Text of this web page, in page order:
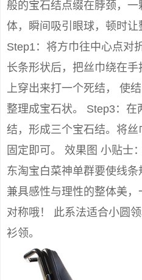
般的宝石结点缀在脖颈，一
体，瞬间吸引眼球，顿时让
Step1：将方巾往中心点对
长条形状后，把丝巾绕在
上穿出来打一个死结， 使
整理成宝石状。 Step3：在
结，形成三个宝石结。将
固定即可。 效果图 小贴士
东淘宝白菜神单群要使线条
兼具感性与理性的整体美
对称哦！ 此系法适合小圆
衫领。